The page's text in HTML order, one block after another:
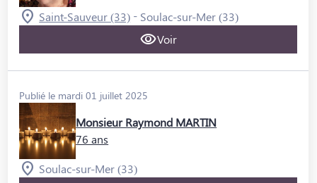
Saint-Sauveur (33) - Soulac-sur-Mer (33)
Voir
Publié le mardi 01 juillet 2025
Monsieur Raymond MARTIN
76 ans
Soulac-sur-Mer (33)